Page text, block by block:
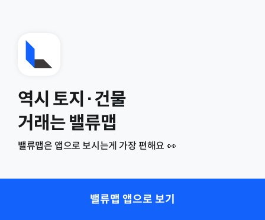
역시 토지·건물
거래는 밸류맵
밸류맵은 앱으로 보시는게 가장 편해요 👀
밸류맵 앱으로 보기